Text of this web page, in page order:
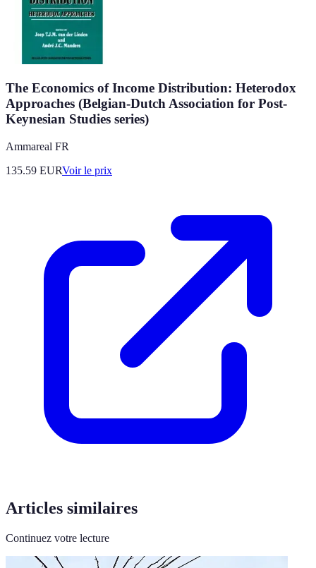
The Economics of Income Distribution: Heterodox
Approaches (Belgian-Dutch Association for Post-
Keynesian Studies series)
Ammareal FR
135.59 EURVoir le prix
Articles similaires
Continuez votre lecture